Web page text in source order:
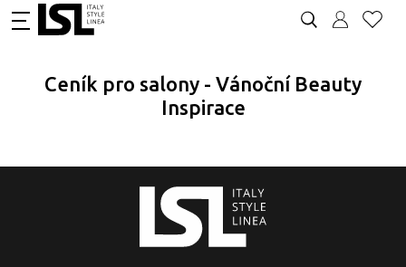
Ceník pro salony - Vánoční Beauty
Inspirace